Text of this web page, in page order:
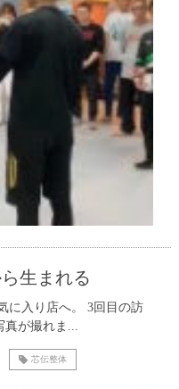
生まれる
に入り店へ。 3回目の訪
が撮れま...
芯伝整体